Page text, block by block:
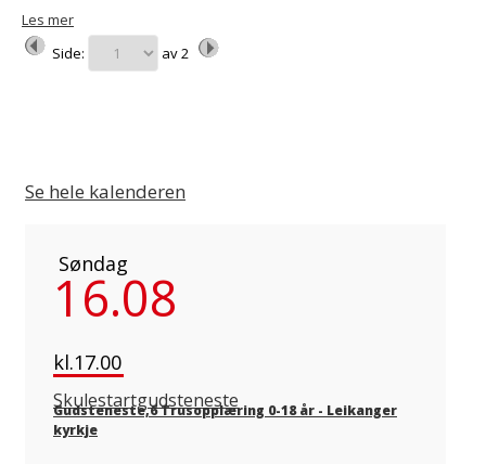
Les mer
Side:
av2
Se hele kalenderen
Søndag
16.08
kl.17.00
Skulestartgudsteneste
Gudsteneste,6 Trusopplæring 0-18 år - Leikanger
kyrkje